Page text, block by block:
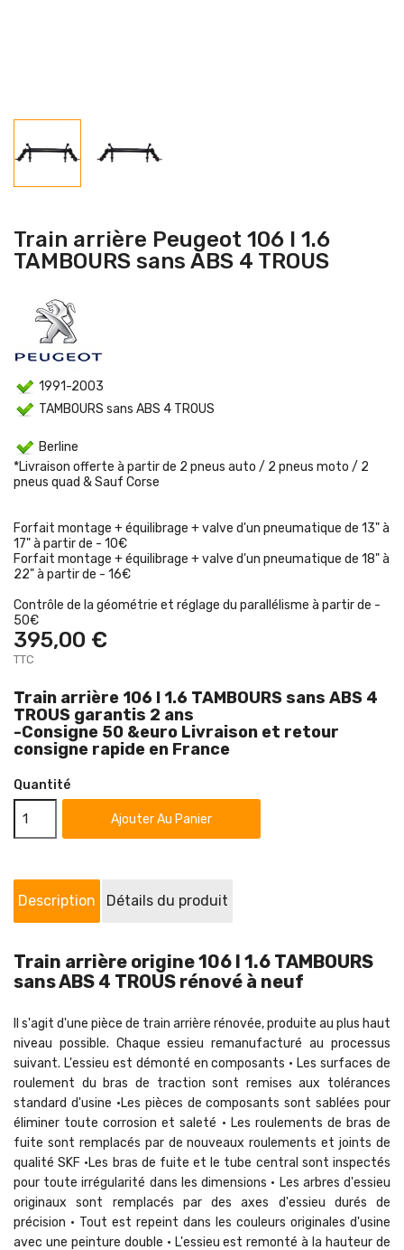
Train arrière Peugeot 106 I 1.6
TAMBOURS sans ABS 4 TROUS
1991-2003
TAMBOURS sans ABS 4 TROUS
Berline
*Livraison offerte à partir de 2 pneus auto / 2 pneus moto / 2
pneus quad & Sauf Corse
Forfait montage + équilibrage + valve d'un pneumatique de 13" à
17" à partir de - 10€
Forfait montage + équilibrage + valve d'un pneumatique de 18" à
22" à partir de - 16€
Contrôle de la géométrie et réglage du parallélisme à partir de -
50€
395,00 €
TTC
Train arrière 106 I 1.6 TAMBOURS sans ABS 4
TROUS garantis 2 ans
-Consigne 50 &euro Livraison et retour
consigne rapide en France
Quantité
Ajouter Au Panier
Description Détails du produit
Train arrière origine 106 I 1.6 TAMBOURS
sans ABS 4 TROUS rénové à neuf
Il s'agit d'une pièce de train arrière rénovée, produite au plus haut
niveau possible. Chaque essieu remanufacturé au processus
suivant. L'essieu est démonté en composants • Les surfaces de
roulement du bras de traction sont remises aux tolérances
standard d'usine •Les pièces de composants sont sablées pour
éliminer toute corrosion et saleté • Les roulements de bras de
fuite sont remplacés par de nouveaux roulements et joints de
qualité SKF •Les bras de fuite et le tube central sont inspectés
pour toute irrégularité dans les dimensions • Les arbres d'essieu
originaux sont remplacés par des axes d'essieu durés de
précision • Tout est repeint dans les couleurs originales d'usine
avec une peinture double • L'essieu est remonté à la hauteur de